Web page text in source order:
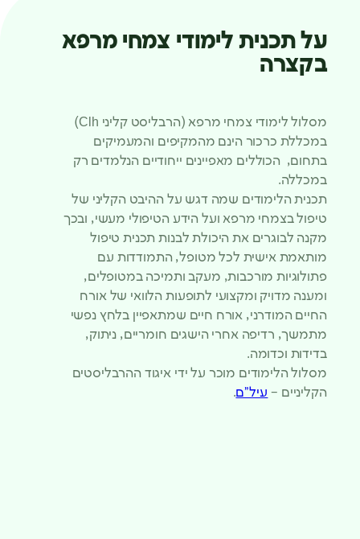
על תכנית לימודי צמחי מרפא
בקצרה
מסלול לימודי צמחי מרפא (הרבליסט קליני Clh)
במכללת כרכור הינם מהמקיפים והמעמיקים
בתחום, הכוללים מאפיינים ייחודיים הנלמדים רק
במכללה.
תכנית הלימודים שמה דגש על ההיבט הקליני של
טיפול בצמחי מרפא ועל הידע הטיפולי מעשי, ובכך
מקנה לבוגרים את היכולת לבנות תכנית טיפול
מותאמת אישית לכל מטופל, התמודדות עם
פתולוגיות מורכבות, מעקב ותמיכה במטופלים,
ומענה מדויק ומקצועי לתופעות הלוואי של אורח
החיים המודרני, אורח חיים שמתאפיין בלחץ נפשי
מתמשך, רדיפה אחרי הישגים חומריים, ניתוק,
בדידות וכדומה.
מסלול הלימודים מוכר על ידי איגוד ההרבליסטים
הקליניים – עיל”ם.